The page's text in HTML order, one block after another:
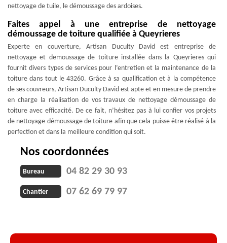
nettoyage de tuile, le démoussage des ardoises.
Faites appel à une entreprise de nettoyage
démoussage de toiture qualifiée à Queyrieres
Experte en couverture, Artisan Duculty David est entreprise de
nettoyage et demoussage de toiture installée dans la Queyrieres qui
fournit divers types de services pour l’entretien et la maintenance de la
toiture dans tout le 43260. Grâce à sa qualification et à la compétence
de ses couvreurs, Artisan Duculty David est apte et en mesure de prendre
en charge la réalisation de vos travaux de nettoyage démoussage de
toiture avec efficacité. De ce fait, n’hésitez pas à lui confier vos projets
de nettoyage démoussage de toiture afin que cela puisse être réalisé à la
perfection et dans la meilleure condition qui soit.
Nos coordonnées
Bureau 04 82 29 30 93
Chantier 07 62 69 79 97